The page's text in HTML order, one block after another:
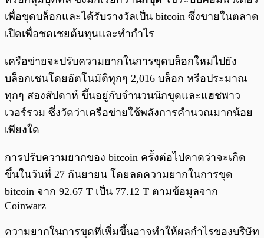
เพื่อขุดบล็อกและได้รับรางวัลเป็น bitcoin ซึ่งขายในตลาด
เปิดเพื่อชดเชยต้นทุนและทำกำไร
เครือข่ายจะปรับความยากในการขุดบล็อกใหม่ไปยัง
บล็อกเชนโดยอัตโนมัติทุกๆ 2,016 บล็อก หรือประมาณ
ทุกๆ สองสัปดาห์ ขึ้นอยู่กับจำนวนนักขุดและแฮชพาว
เวอร์รวม ซึ่งวัดว่าเครือข่ายใช้พลังการคำนวณมากน้อย
เพียงใด
การปรับความยากของ bitcoin ครั้งต่อไปคาดว่าจะเกิด
ขึ้นในวันที่ 27 กันยายน โดยลดความยากในการขุด
bitcoin จาก 92.67 T เป็น 77.12 T ตามข้อมูลจาก
Coinwarz
ความยากในการขุดที่เพิ่มขึ้นอาจทำให้ผลกำไรของบริษัท